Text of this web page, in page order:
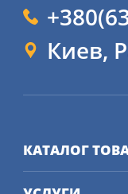
Киев,
КАТАЛОГ